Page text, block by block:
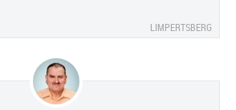
LIMPERTSBERG